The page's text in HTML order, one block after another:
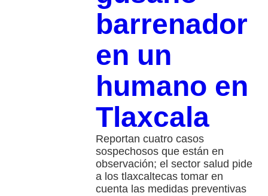
barrenador
en un
humano en
Tlaxcala
Reportan cuatro casos
sospechosos que están en
observación; el sector salud pide
a los tlaxcaltecas tomar en
cuenta las medidas preventivas